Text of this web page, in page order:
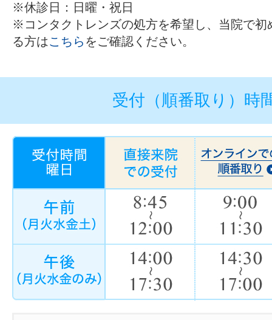
※休診日：日曜・祝日
※コンタクトレンズの処方を希望し、当院で初
る方はこちら をご確認ください。
受付（順番取り）時